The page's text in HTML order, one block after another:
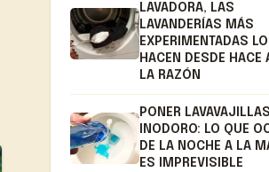
LAVADORA, LAS
LAVANDERÍAS MÁS
EXPERIMENTADAS LO
HACEN DESDE HACE
LA RAZÓN
PONER
INODORO: LO QUE
DE LA NOCHE A LA
ES IMPREVISIBLE